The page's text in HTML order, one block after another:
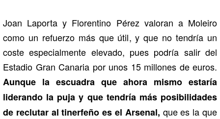
Joan Laporta y Florentino Pérez valoran a Moleiro
como un refuerzo más que útil, y que no tendría un
coste especialmente elevado, pues podría salir del
Estadio Gran Canaria por unos 15 millones de euros.
Aunque la escuadra que ahora mismo estaría
liderando la puja y que tendría más posibilidades
de reclutar al tinerfeño es el Arsenal, que es la que